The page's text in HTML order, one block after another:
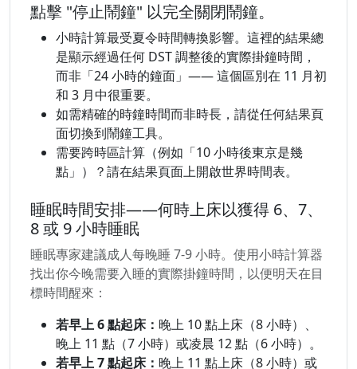
點擊 "停止鬧鐘" 以完全關閉鬧鐘。
小時計算最受夏令時間轉換影響。這裡的結果總
是顯示經過任何 DST 調整後的實際掛鐘時間，
而非「24 小時的鐘面」—— 這個區別在 11 月初
和 3 月中很重要。
如需精確的時鐘時間而非時長，請從任何結果頁
面切換到鬧鐘工具。
需要跨時區計算（例如「10 小時後東京是幾
點」）？請在結果頁面上開啟世界時間表。
睡眠時間安排——何時上床以獲得 6、7、
8 或 9 小時睡眠
睡眠專家建議成人每晚睡 7-9 小時。使用小時計算器
找出你今晚需要入睡的實際掛鐘時間，以便明天在目
標時間醒來：
若早上 6 點起床： 晚上 10 點上床（8 小時）、
晚上 11 點（7 小時）或凌晨 12 點（6 小時）。
若早上 7 點起床： 晚上 11 點上床（8 小時）或